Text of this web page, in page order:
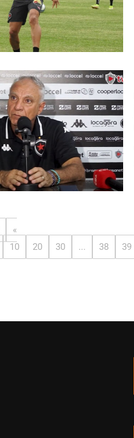
«
10 20 30 ... 38 39